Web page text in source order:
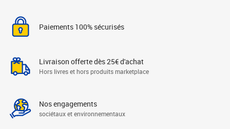
Paiements 100% sécurisés
Livraison offerte dès 25€ d'achat
Hors livres et hors produits marketplace
Nos engagements
sociétaux et environnementaux